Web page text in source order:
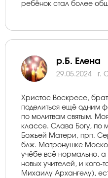
ребёнок стал более
р.Б. Елена
29.05.2024 г.
Христос Воскресе,
поделиться ещё одним
по молитвам святым.
классе. Слава Богу, по
Божьей Матери, прп.
блж. Матронушке
учёбе всё нормально, а
новых учителей, и кого-
Михаилу Архангелу),